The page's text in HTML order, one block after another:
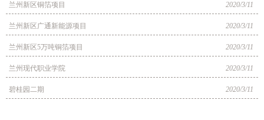
2020/3/11
兰州新区铜箔项目
2020/3/11
兰州新区广通新能源项目
2020/3/11
兰州新区5万吨铜箔项目
2020/3/11
兰州现代职业学院
2020/3/11
碧桂园二期